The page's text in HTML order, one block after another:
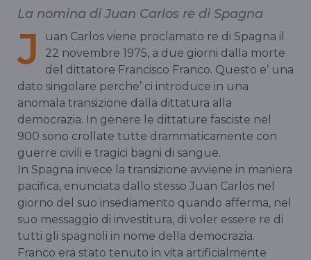
La nomina di Juan Carlos re di Spagna
J
uan Carlos viene proclamato re di Spagna il
22 novembre 1975, a due giorni dalla morte
del dittatore Francisco Franco. Questo e’ una
dato singolare perche’ ci introduce in una
anomala transizione dalla dittatura alla
democrazia. In genere le dittature fasciste nel
900 sono crollate tutte drammaticamente con
guerre civili e tragici bagni di sangue.
In Spagna invece la transizione avviene in maniera
pacifica, enunciata dallo stesso Juan Carlos nel
giorno del suo insediamento quando afferma, nel
suo messaggio di investitura, di voler essere re di
tutti gli spagnoli in nome della democrazia.
Franco era stato tenuto in vita artificialmente